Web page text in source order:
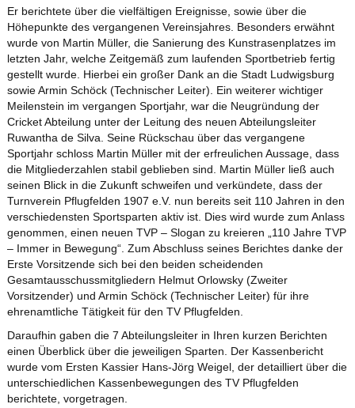
Er berichtete über die vielfältigen Ereignisse, sowie über die
Höhepunkte des vergangenen Vereinsjahres. Besonders erwähnt
wurde von Martin Müller, die Sanierung des Kunstrasenplatzes im
letzten Jahr, welche Zeitgemäß zum laufenden Sportbetrieb fertig
gestellt wurde. Hierbei ein großer Dank an die Stadt Ludwigsburg
sowie Armin Schöck (Technischer Leiter). Ein weiterer wichtiger
Meilenstein im vergangen Sportjahr, war die Neugründung der
Cricket Abteilung unter der Leitung des neuen Abteilungsleiter
Ruwantha de Silva. Seine Rückschau über das vergangene
Sportjahr schloss Martin Müller mit der erfreulichen Aussage, dass
die Mitgliederzahlen stabil geblieben sind. Martin Müller ließ auch
seinen Blick in die Zukunft schweifen und verkündete, dass der
Turnverein Pflugfelden 1907 e.V. nun bereits seit 110 Jahren in den
verschiedensten Sportsparten aktiv ist. Dies wird wurde zum Anlass
genommen, einen neuen TVP – Slogan zu kreieren „110 Jahre TVP
– Immer in Bewegung“. Zum Abschluss seines Berichtes danke der
Erste Vorsitzende sich bei den beiden scheidenden
Gesamtausschussmitgliedern Helmut Orlowsky (Zweiter
Vorsitzender) und Armin Schöck (Technischer Leiter) für ihre
ehrenamtliche Tätigkeit für den TV Pflugfelden.
Daraufhin gaben die 7 Abteilungsleiter in Ihren kurzen Berichten
einen Überblick über die jeweiligen Sparten. Der Kassenbericht
wurde vom Ersten Kassier Hans-Jörg Weigel, der detailliert über die
unterschiedlichen Kassenbewegungen des TV Pflugfelden
berichtete, vorgetragen.